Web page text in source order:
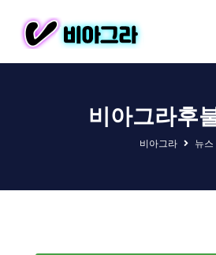
비아그라후
비아그라 뉴스